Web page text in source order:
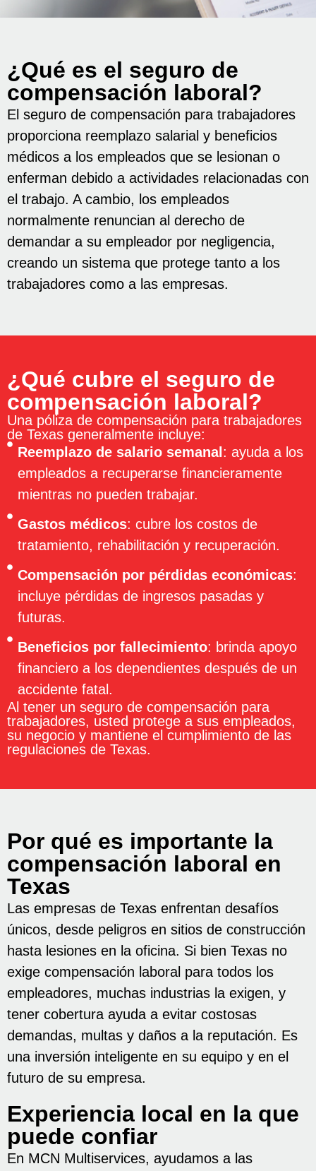
¿Qué es el seguro de
compensación laboral?
El seguro de compensación para trabajadores
proporciona reemplazo salarial y beneficios
médicos a los empleados que se lesionan o
enferman debido a actividades relacionadas con
el trabajo. A cambio, los empleados
normalmente renuncian al derecho de
demandar a su empleador por negligencia,
creando un sistema que protege tanto a los
trabajadores como a las empresas.
¿Qué cubre el seguro de
compensación laboral?
Una póliza de compensación para trabajadores
de Texas generalmente incluye:
Reemplazo de salario semanal : ayuda a los
empleados a recuperarse financieramente
mientras no pueden trabajar.
Gastos médicos: cubre los costos de
tratamiento, rehabilitación y recuperación.
Compensación por pérdidas económicas:
incluye pérdidas de ingresos pasadas y
futuras.
Beneficios por fallecimiento: brinda apoyo
financiero a los dependientes después de un
accidente fatal.
Al tener un seguro de compensación para
trabajadores, usted protege a sus empleados,
su negocio y mantiene el cumplimiento de las
regulaciones de Texas.
Por qué es importante la
compensación laboral en
Texas
Las empresas de Texas enfrentan desafíos
únicos, desde peligros en sitios de construcción
hasta lesiones en la oficina. Si bien Texas no
exige compensación laboral para todos los
empleadores, muchas industrias la exigen, y
tener cobertura ayuda a evitar costosas
demandas, multas y daños a la reputación. Es
una inversión inteligente en su equipo y en el
futuro de su empresa.
Experiencia local en la que
puede confiar
En MCN Multiservices, ayudamos a las